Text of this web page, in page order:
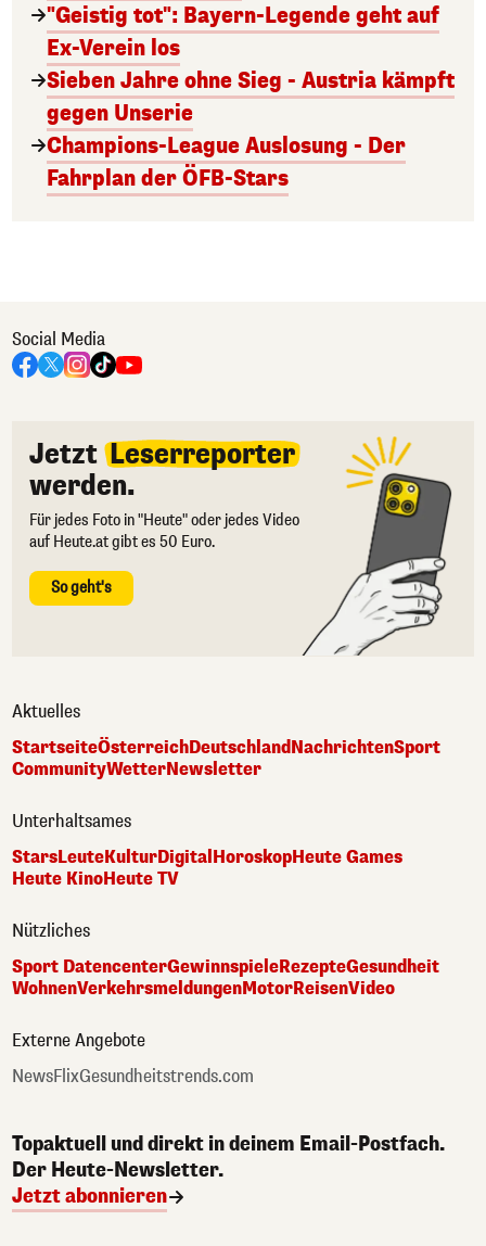
"Geistig tot": Bayern-Legende geht auf
Ex-Verein los
Sieben Jahre ohne Sieg - Austria kämpft
gegen Unserie
Champions-League Auslosung - Der
Fahrplan der ÖFB-Stars
Social Media
Jetzt Leserreporter
werden.
Für jedes Foto in "Heute" oder jedes Video
auf Heute.at gibt es 50 Euro.
So geht's
Aktuelles
StartseiteÖsterreichDeutschlandNachrichtenSport
CommunityWetterNewsletter
Unterhaltsames
StarsLeuteKulturDigital HoroskopHeute Games
Heute KinoHeute TV
Nützliches
Sport DatencenterGewinnspieleRezepteGesundheit
WohnenVerkehrsmeldungenMotorReisenVideo
Externe Angebote
NewsFlixGesundheitstrends.com
Topaktuell und direkt in deinem Email-Postfach.
Der Heute-Newsletter.
Jetzt abonnieren